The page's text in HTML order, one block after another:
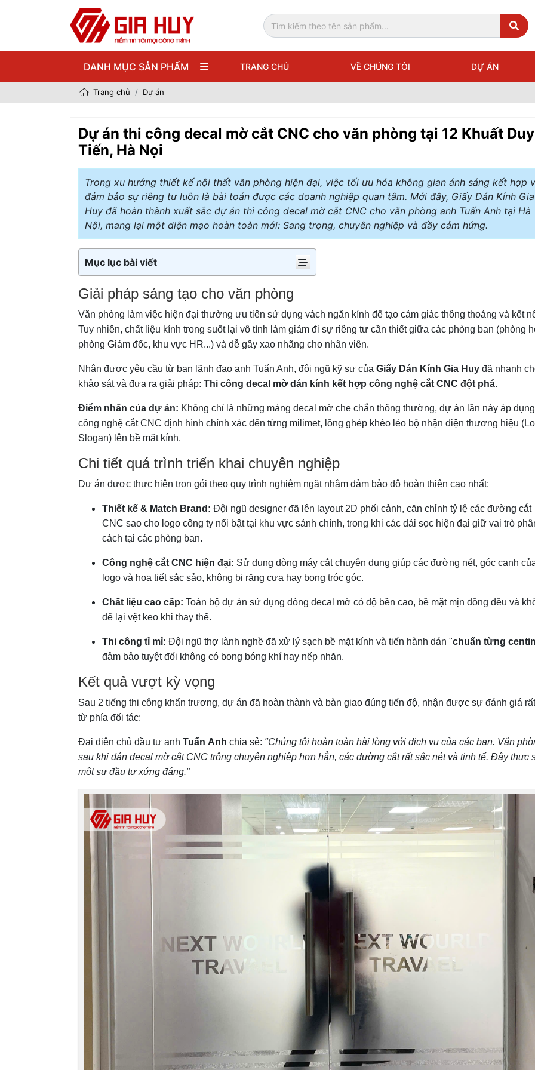
DANH MỤC SẢN PHẨM TRANG CHỦ VỀ CHÚNG TÔI DỰ ÁN
Trang chủ Dự án
Dự án thi công decal mờ cắt CNC cho văn phòng tại 12 Khuất Duy
Tiến, Hà Nọi
Trong xu hướng thiết kế nội thất văn phòng hiện đại, việc tối ưu hóa không gian ánh sáng kết hợp
đảm bảo sự riêng tư luôn là bài toán được các doanh nghiệp quan tâm. Mới đây, Giấy Dán Kính Gia
Huy đã hoàn thành xuất sắc dự án thi công decal mờ cắt CNC cho văn phòng anh Tuấn Anh tại Hà
Nội, mang lại một diện mạo hoàn toàn mới: Sang trọng, chuyên nghiệp và đầy cảm hứng.
Mục lục bài viết
Giải pháp sáng tạo cho văn phòng
Văn phòng làm việc hiện đại thường ưu tiên sử dụng vách ngăn kính để tạo cảm giác thông thoáng và kết
Tuy nhiên, chất liệu kính trong suốt lại vô tình làm giảm đi sự riêng tư cần thiết giữa các phòng ban (phòng
phòng Giám đốc, khu vực HR...) và dễ gây xao nhãng cho nhân viên.
Nhận được yêu cầu từ ban lãnh đạo anh Tuấn Anh, đội ngũ kỹ sư của Giấy Dán Kính Gia Huyđã nhanh
khảo sát và đưa ra giải pháp: Thi công decal mờ dán kính kết hợp công nghệ cắt CNC đột phá.
Điểm nhấn của dự án: Không chỉ là những mảng decal mờ che chắn thông thường, dự án lần này áp dụng
công nghệ cắt CNC định hình chính xác đến từng milimet, lồng ghép khéo léo bộ nhận diện thương hiệu
Slogan) lên bề mặt kính.
Chi tiết quá trình triển khai chuyên nghiệp
Dự án được thực hiện trọn gói theo quy trình nghiêm ngặt nhằm đảm bảo độ hoàn thiện cao nhất:
Thiết kế & Match Brand: Đội ngũ designer đã lên layout 2D phối cảnh, căn chỉnh tỷ lệ các đường cắt
CNC sao cho logo công ty nổi bật tại khu vực sảnh chính, trong khi các dải sọc hiện đại giữ vai trò
cách tại các phòng ban.
Công nghệ cắt CNC hiện đại: Sử dụng dòng máy cắt chuyên dụng giúp các đường nét, góc cạnh
logo và họa tiết sắc sảo, không bị răng cưa hay bong tróc góc.
Chất liệu cao cấp: Toàn bộ dự án sử dụng dòng decal mờ có độ bền cao, bề mặt mịn đồng đều và
để lại vệt keo khi thay thế.
Thi công tỉ mỉ: Đội ngũ thợ lành nghề đã xử lý sạch bề mặt kính và tiến hành dán "chuẩn từng
đảm bảo tuyệt đối không có bong bóng khí hay nếp nhăn.
Kết quả vượt kỳ vọng
Sau 2 tiếng thi công khẩn trương, dự án đã hoàn thành và bàn giao đúng tiến độ, nhận được sự đánh giá
từ phía đối tác:
Đại diện chủ đầu tư anh Tuấn Anh chia sẻ: "Chúng tôi hoàn toàn hài lòng với dịch vụ của các bạn. Văn
sau khi dán decal mờ cắt CNC trông chuyên nghiệp hơn hẳn, các đường cắt rất sắc nét và tinh tế. Đây thực
một sự đầu tư xứng đáng."